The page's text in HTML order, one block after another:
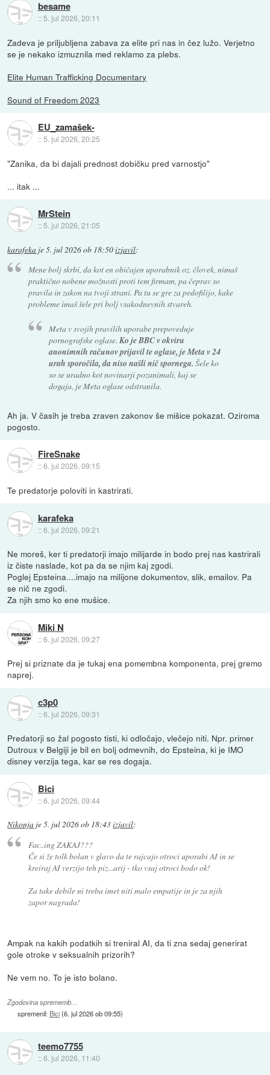
besame
:: 5. jul 2026, 20:11
Zadeva je priljubljena zabava za elite pri nas in čez lužo. Verjetno
se je nekako izmuznila med reklamo za plebs.
Elite Human Trafficking Documentary
Sound of Freedom 2023
EU_zamašek-
::5. jul 2026, 20:25
"Zanika, da bi dajali prednost dobičku pred varnostjo"
... itak ...
MrStein
:: 5. jul 2026, 21:05
karafeka je5. jul 2026 ob 18:50izjavil:
Mene bolj skrbi, da kot en običajen uporabnik oz. človek, nimaš
praktično nobene možnosti proti tem firmam, pa čeprav so
pravila in zakon na tvoji strani. Pa tu se gre za pedofilijo, kake
probleme imaš šele pri bolj vsakodnevnih stvareh.
Meta v svojih pravilih uporabe prepoveduje
pornografske oglase.Ko je BBC v okviru
anonimnih računov prijavil te oglase, je Meta v 24
urah sporočila, da niso našli nič spornega. Šele ko
so se uradno kot novinarji pozanimali, kaj se
dogaja, je Meta oglase odstranila.
Ah ja. V časih je treba zraven zakonov še mišice pokazat. Oziroma
pogosto.
FireSnake
::6. jul 2026, 09:15
Te predatorje poloviti in kastrirati.
karafeka
::6. jul 2026, 09:21
Ne moreš, ker ti predatorji imajo milijarde in bodo prej nas kastrirali
iz čiste naslade, kot pa da se njim kaj zgodi.
Poglej Epsteina....imajo na milijone dokumentov, slik, emailov. Pa
se nič ne zgodi.
Za njih smo ko ene mušice.
Miki N
::6. jul 2026, 09:27
Prej si priznate da je tukaj ena pomembna komponenta, prej gremo
naprej.
c3p0
::6. jul 2026, 09:31
Predatorji so žal pogosto tisti, ki odločajo, vlečejo niti. Npr. primer
Dutroux v Belgiji je bil en bolj odmevnih, do Epsteina, ki je IMO
disney verzija tega, kar se res dogaja.
Bici
::6. jul 2026, 09:44
Nikonja je5. jul 2026 ob 18:43izjavil:
Fac..ing ZAKAJ???
Če si že tolk bolan v glavo da te rajcajo otroci uporabi AI in se
kreiraj AI verzijo teh piz...arij - tko vsaj otroci bodo ok!
Za take debile ni treba imet niti malo empatije in je za njih
zapor nagrada!
Ampak na kakih podatkih si treniral AI, da ti zna sedaj generirat
gole otroke v seksualnih prizorih?
Ne vem no. To je isto bolano.
Zgodovina sprememb…
spremenil: Bici(6. jul 2026 ob 09:55)
teemo7755
::6. jul 2026, 11:40